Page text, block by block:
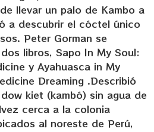
llevar un palo de Kambo a
a descubrir el cóctel único
Peter Gorman se
libros, Sapo In My Soul:
y Ayahuasca in My
Dreaming .Describió
kiet (kambó) sin agua de
cerca a la colonia
al noreste de Perú,